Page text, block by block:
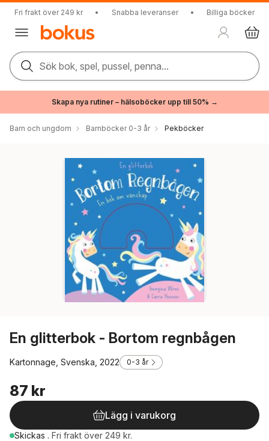
Fri frakt över 249 kr • Snabba leveranser • Billiga böcker
Sök bok, spel, pussel, penna...
Skapa nya rutiner – hälsoböcker upp till 50% →
Barn och ungdom Barnböcker 0-3 år Pekböcker
En glitterbok - Bortom regnbågen
Kartonnage, Svenska, 2022 0-3 år
87 kr
Lägg i varukorg
Skickas . Fri frakt över 249 kr.